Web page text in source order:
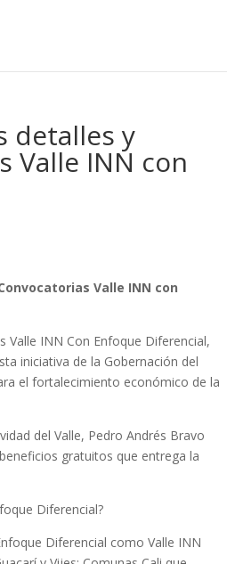
detalles y
Valle INN con
Valle INN con
Valle INN Con Enfoque Diferencial,
iniciativa de la Gobernación del
el fortalecimiento económico de la
del Valle, Pedro Andrés Bravo
gratuitos que entrega la
Diferencial?
Diferencial como Valle INN